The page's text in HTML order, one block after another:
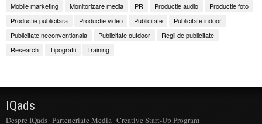
Mobile marketing
Monitorizare media PR Productie audio
Productie foto
Productie publicitara
Productie video Publicitate
Publicitate indoor
Publicitate neconventionala
Publicitate outdoor
Regii de publicitate
Research
Tipografii Training
IQads
Despre IQads Parteneriate Media Creative Start-Up Program